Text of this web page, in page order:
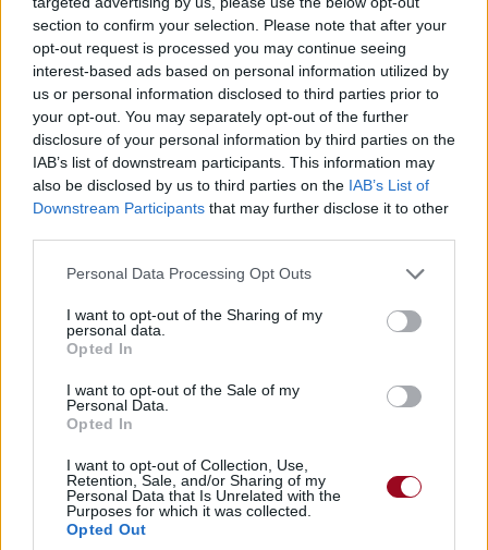
section to confirm your selection. Please note that after your
opt-out request is processed you may continue seeing
interest-based ads based on personal information utilized by
us or personal information disclosed to third parties prior to
your opt-out. You may separately opt-out of the further
disclosure of your personal information by third parties on the
IAB’s list of downstream participants. This information may
also be disclosed by us to third parties on the IAB’s List of
Downstream Participants that may further disclose it to other
Personal Data Processing Opt Outs
I want to opt-out of the Sharing of my
personal data.
Opted In
I want to opt-out of the Sale of my
Personal Data.
Opted In
I want to opt-out of Collection, Use,
Retention, Sale, and/or Sharing of my
Personal Data that Is Unrelated with the
Purposes for which it was collected.
Opted Out